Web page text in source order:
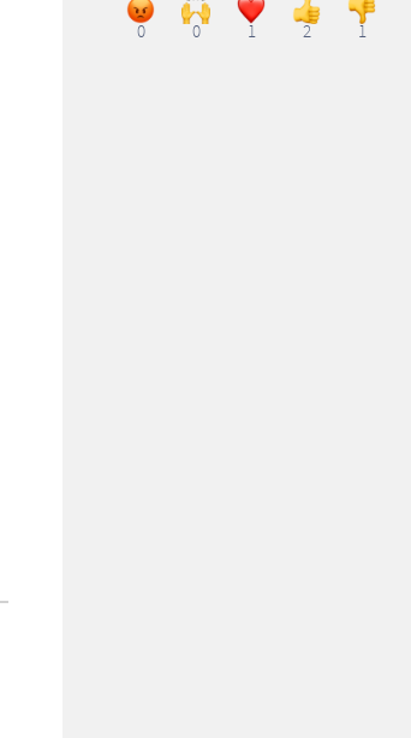
0 0 1 2 1